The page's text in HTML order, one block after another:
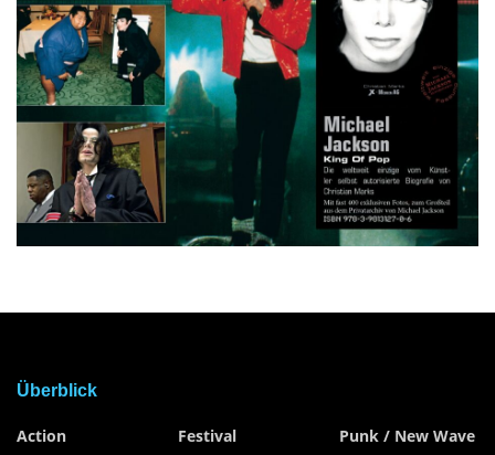
Überblick
Action
Festival
Punk / New Wave